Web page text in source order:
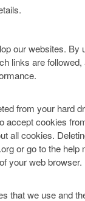
our websites.
links are
from your hard
cookies
cookies.
or go to the
your web browser.
that we use and